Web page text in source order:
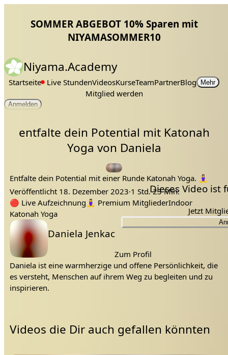
SOMMER ABGEBOT 10% Sparen mit
NIYAMASOMMER10
Niyama.Academy
Startseite Live StundenVideosKurseTeamPartnerBlog Mehr
Mitglied werden
Anmelden
entfalte dein Potential mit Katonah
Yoga von Daniela
Dieses Video ist
Jetzt
Entfalte dein Potential mit einer Runde Katonah Yoga. 🧘‍♀️
Veröffentlicht 18. Dezember 2023·1 Std. 23 Min.
Tags:
🔴 Live Aufzeichnung 🧘‍♀️ Premium MitgliederIndoor
Katonah Yoga
daniela
potential teil 1+
Lehrer:
Daniela Jenkac
Zum Profil
Daniela ist eine warmherzige und offene Persönlichkeit, die
es versteht, Menschen auf ihrem Weg zu begleiten und zu
inspirieren.
Videos die Dir auch gefallen könnten